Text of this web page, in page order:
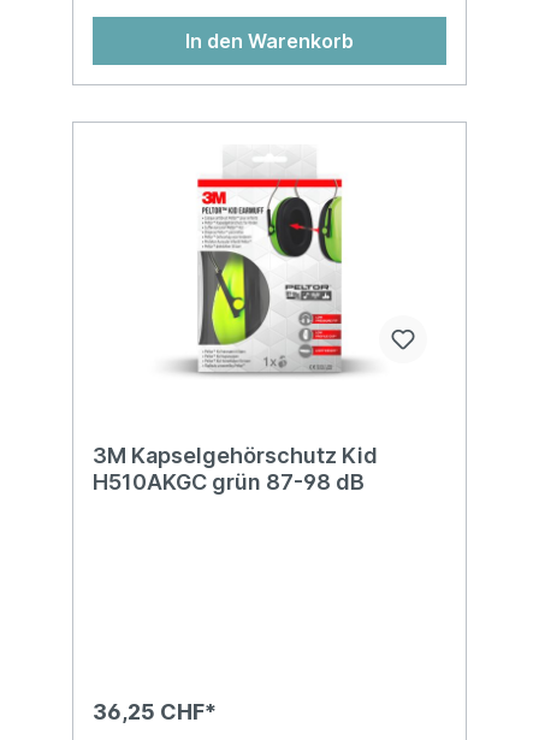
In den Warenkorb
3M Kapselgehörschutz Kid
H510AKGC grün 87-98 dB
36,25 CHF*